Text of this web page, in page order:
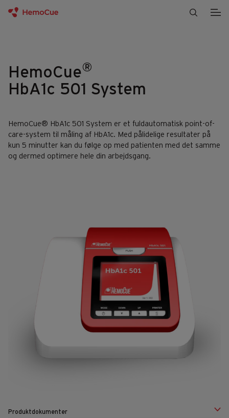
Gå til indhold
HemoCue®
HbA1c 501 System
HemoCue® HbA1c 501 System er et fuldautomatisk point-of-
care-system til måling af HbA1c. Med pålidelige resultater på
kun 5 minutter kan du følge op med patienten med det samme
og dermed optimere hele din arbejdsgang.
Produktdokumenter